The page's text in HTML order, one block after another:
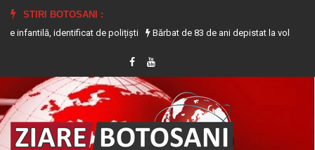
STIRI BOTOSANI :
identificat de polițiști
Bărbat de 83 de ani depistat la volanul unui tractor